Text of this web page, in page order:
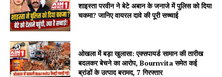
शाइस्ता परवीन ने बेटे अबान के जनाजे में पुलिस को दिया
चकमा? जानिए वायरल दावे की पूरी सच्चाई
ओखला में बड़ा खुलासा: एक्सपायर्ड सामान की तारीख
बदलकर बेचने का आरोप, Bournvita समेत कई
ब्रांडों के उत्पाद बरामद, 7 गिरफ्तार